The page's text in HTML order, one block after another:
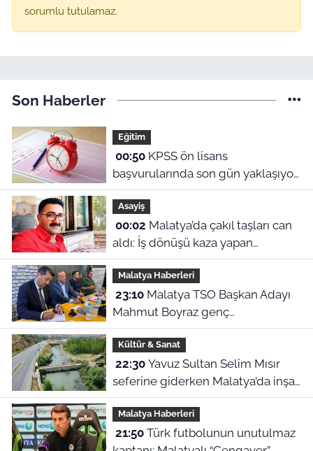
sorumlu tutulamaz.
Son Haberler
Eğitim
00:50KPSS ön lisans
başvurularında son gün yaklaşıyor:
2026 başvuru tarihleri ve sınav
ücreti ne?
Asayiş
00:02
aldı: İş dönüşü kaza yapan
motosikletli hayatını kaybetti
Malatya Haberleri
23:10Malatya TSO Başkan Adayı
Mahmut Boyraz genç
girişimcilerle buluştu
Kültür & Sanat
22:30Yavuz Sultan Selim Mısır
seferine giderken Malatya’da inşa
edildi: Peki, buranın ismi neden
“Nadir?”
Malatya Haberleri
21:50Türk futbolunun unutulmaz